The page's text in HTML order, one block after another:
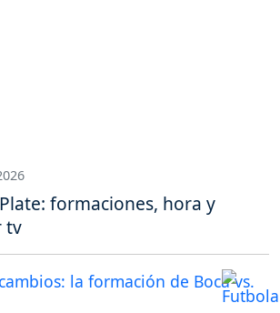
formaciones, hora y
tv